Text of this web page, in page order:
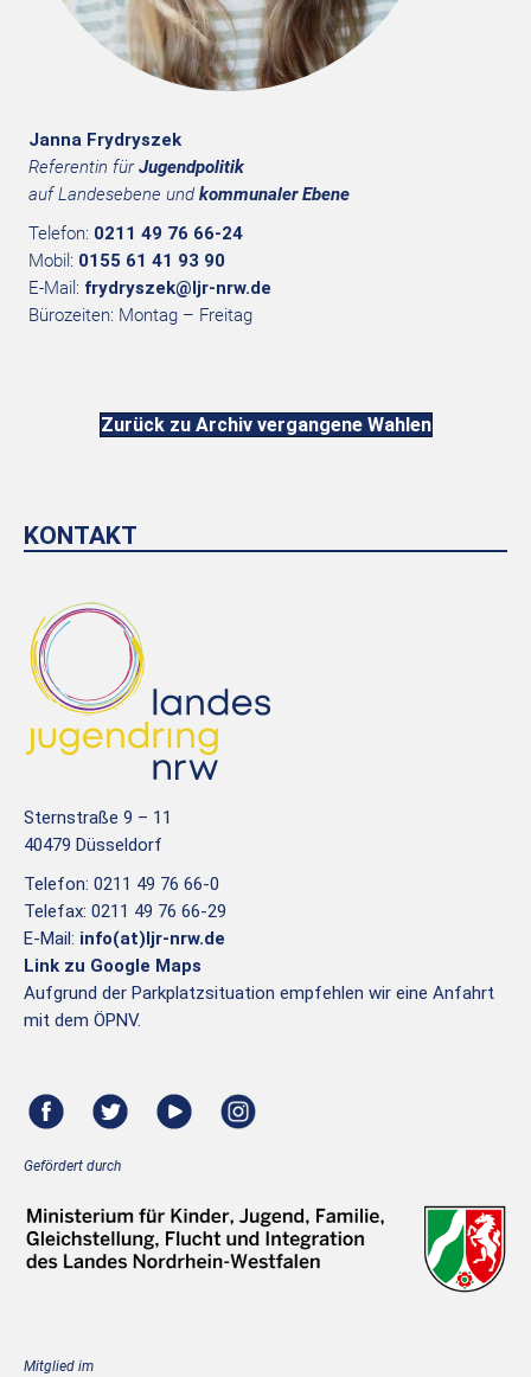
Janna Frydryszek
Referentin fürJugendpolitik
auf Landesebene und kommunaler Ebene
Telefon: 0211 49 76 66-24
Mobil: 0155 61 41 93 90
E-Mail: frydryszek@ljr-nrw.de
Bürozeiten: Montag – Freitag
Zurück zu Archiv vergangene Wahlen
KONTAKT
Sternstraße 9 – 11
40479 Düsseldorf
Telefon: 0211 49 76 66-0
Telefax: 0211 49 76 66-29
E-Mail: info(at)ljr-nrw.de
Link zu Google Maps
Aufgrund der Parkplatzsituation empfehlen wir eine Anfahrt
mit dem ÖPNV.
Gefördert durch
Mitglied im